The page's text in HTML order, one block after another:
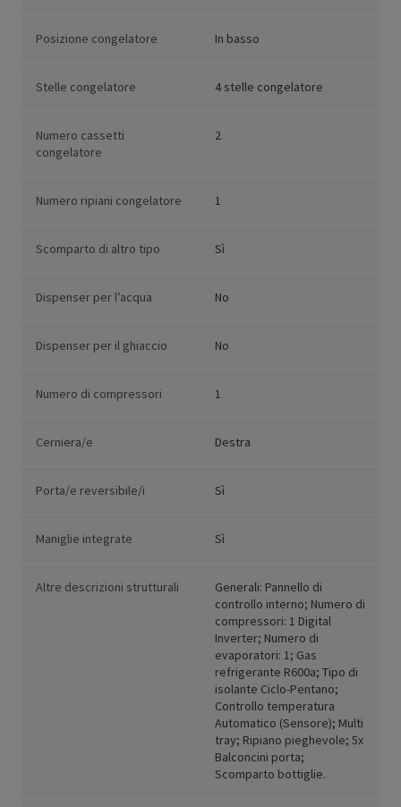
Posizione congelatore In basso
Stelle congelatore 4 stelle congelatore
Numero cassetti
congelatore
2
Numero ripiani congelatore 1
Scomparto di altro tipo Sì
Dispenser per l’acqua No
Dispenser per il ghiaccio No
Numero di compressori 1
Cerniera/e Destra
Porta/e reversibile/i Sì
Maniglie integrate Sì
Altre descrizioni strutturali
Generali: Pannello di
controllo interno; Numero di
compressori: 1 Digital
Inverter; Numero di
evaporatori: 1; Gas
refrigerante R600a; Tipo di
isolante Ciclo-Pentano;
Controllo temperatura
Automatico (Sensore); Multi
tray; Ripiano pieghevole; 5x
Balconcini porta;
Scomparto bottiglie.